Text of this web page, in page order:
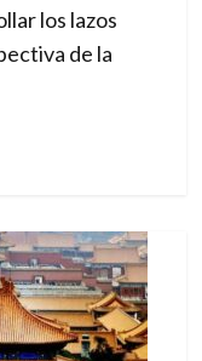
los lazos
de la